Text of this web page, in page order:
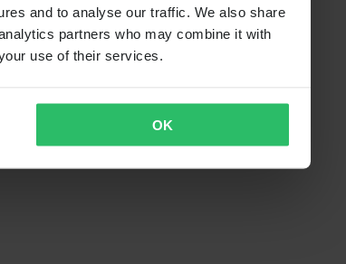
and to analyse our traffic. We also share
partners who may combine it with
use of their services.
OK